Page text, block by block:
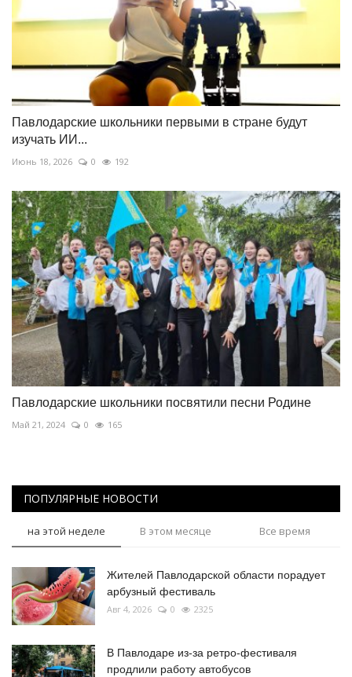
Павлодарские школьники первыми в стране будут
изучать ИИ...
Июнь 18, 2026 0 192
Павлодарские школьники посвятили песни Родине
Май 21, 2024 0 165
ПОПУЛЯРНЫЕ НОВОСТИ
на этой неделе В этом месяце Все время
Жителей Павлодарской области порадует
арбузный фестиваль
Авг 4, 2026 0 2325
В Павлодаре из-за ретро-фестиваля
продлили работу автобусов